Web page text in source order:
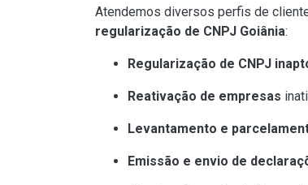
Atendemos diversos perfis de
regularização de CNPJ Goiânia:
Regularização de CNPJ
Reativação de empresas
Levantamento e
Emissão e envio de